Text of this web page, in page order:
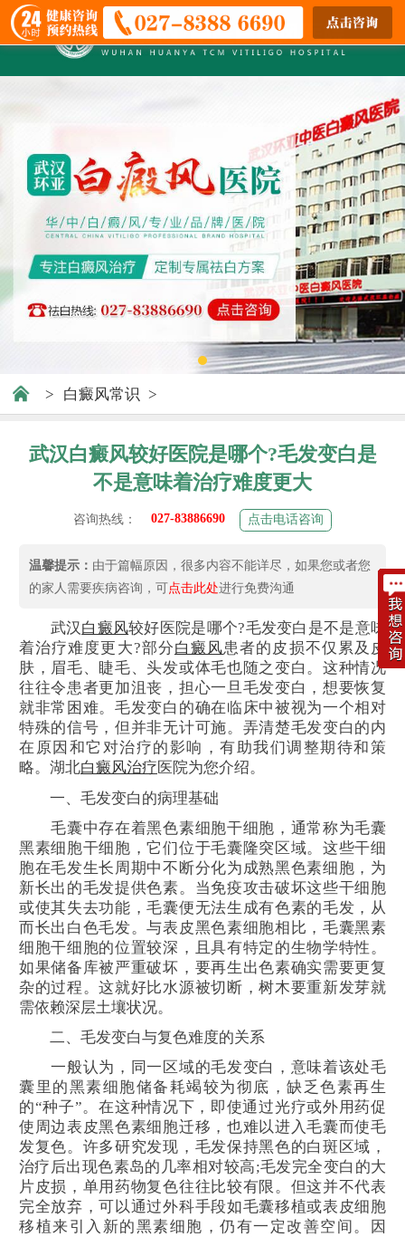
> 白癜风常识 >
武汉白癜风较好医院是哪个?毛发变白是
不是意味着治疗难度更大
咨询热线： 027-83886690 点击电话咨询
温馨提示： 由于篇幅原因，很多内容不能详尽，如果您或者您
的家人需要疾病咨询，可点击此处进行免费沟通
武汉白癜风较好医院是哪个?毛发变白是不是意味
着治疗难度更大?部分白癜风患者的皮损不仅累及皮
肤，眉毛、睫毛、头发或体毛也随之变白。这种情况
往往令患者更加沮丧，担心一旦毛发变白，想要恢复
就非常困难。毛发变白的确在临床中被视为一个相对
特殊的信号，但并非无计可施。弄清楚毛发变白的内
在原因和它对治疗的影响，有助我们调整期待和策
略。湖北白癜风治疗 医院为您介绍。
一、毛发变白的病理基础
毛囊中存在着黑色素细胞干细胞，通常称为毛囊
黑素细胞干细胞，它们位于毛囊隆突区域。这些干细
胞在毛发生长周期中不断分化为成熟黑色素细胞，为
新长出的毛发提供色素。当免疫攻击破坏这些干细胞
或使其失去功能，毛囊便无法生成有色素的毛发，从
而长出白色毛发。与表皮黑色素细胞相比，毛囊黑素
细胞干细胞的位置较深，且具有特定的生物学特性。
如果储备库被严重破坏，要再生出色素确实需要更复
杂的过程。这就好比水源被切断，树木要重新发芽就
需依赖深层土壤状况。
二、毛发变白与复色难度的关系
一般认为，同一区域的毛发变白，意味着该处毛
囊里的黑素细胞储备耗竭较为彻底，缺乏色素再生
的“种子”。在这种情况下，即使通过光疗或外用药促
使周边表皮黑色素细胞迁移，也难以进入毛囊而使毛
发复色。许多研究发现，毛发保持黑色的白斑区域，
治疗后出现色素岛的几率相对较高;毛发完全变白的大
片皮损，单用药物复色往往比较有限。但这并不代表
完全放弃，可以通过外科手段如毛囊移植或表皮细胞
移植来引入新的黑素细胞，仍有一定改善空间。因